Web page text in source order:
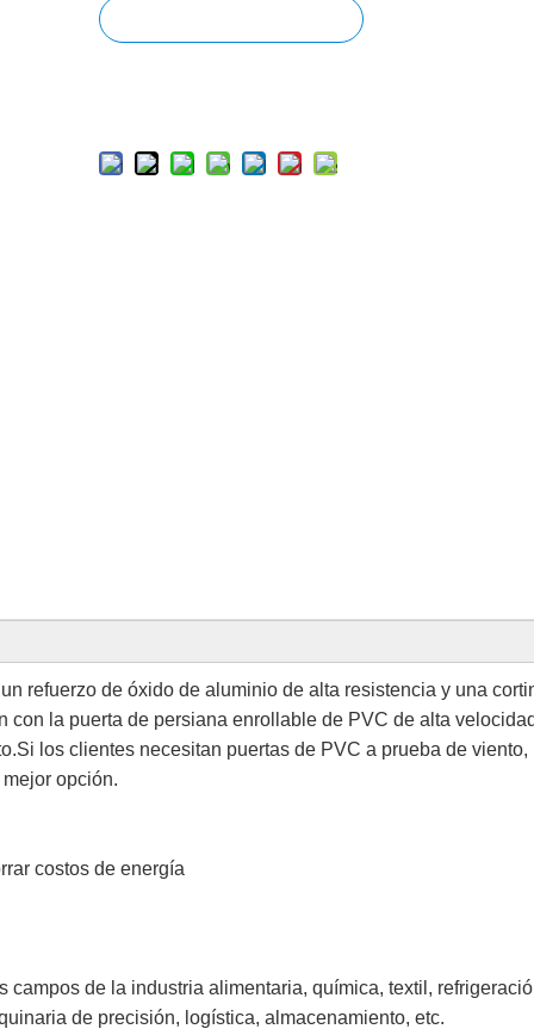
refuerzo de óxido de aluminio de alta resistencia y una
con la puerta de persiana enrollable de PVC de alta
los clientes necesitan puertas de PVC a prueba de viento,
opción.
costos de energía
de la industria alimentaria, química, textil,
de precisión, logística, almacenamiento, etc.